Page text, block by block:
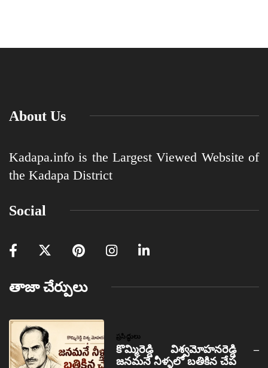
About Us
Kadapa.info is the Largest Viewed Website of
the Kadapa District
Social
తాజా చేర్పులు
ప్రసిద్ధులు
కొమ్మిరెడ్డి విశ్వమోహనరెడ్డి –
జనమనే నీళ్ళలో బతికిన చేప